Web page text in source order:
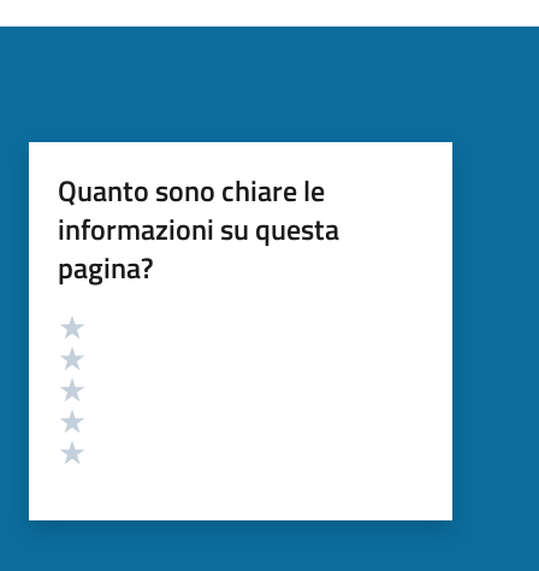
Quanto sono chiare le
informazioni su questa
pagina?
Valutazione